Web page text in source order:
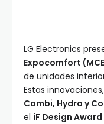
LG Electronics
Expocomfort
de unidades
Estas
Combi, Hydro y
el iF Design